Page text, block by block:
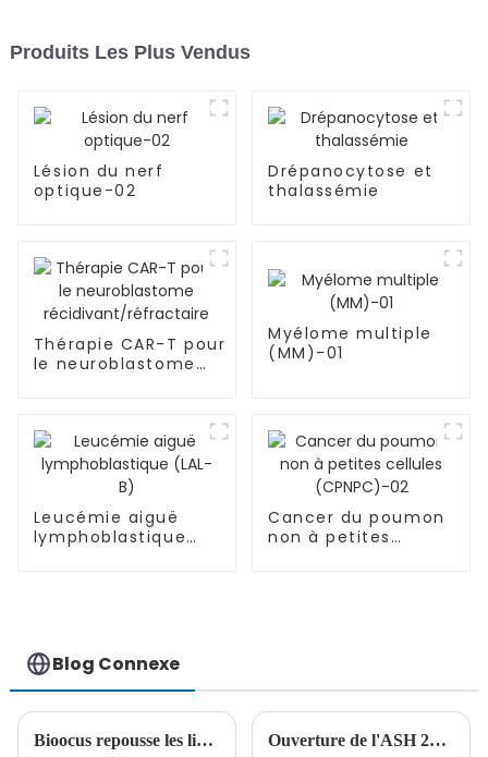
Produits Les Plus Vendus
Lésion du nerf
optique-02
Drépanocytose et
thalassémie
Thérapie CAR-T pour
le neuroblastome
Myélome multiple
(MM)-01
Leucémie aiguë
lymphoblastique
Cancer du poumon
non à petites
Blog Connexe
Bioocus repousse les limites du traitement de la leucémie aiguë lymphoblastique pédiatrique Ouverture de l'ASH 2023 | Le Dr Peihua Lu présente les cellules CAR-T pour la recherche sur la LAM récidivante ou réfractaire